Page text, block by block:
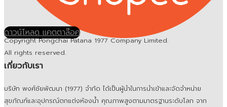
ดาวน์โหลด แคตตาล๊อค
Copyright Pongchai Patana 1977 Company Limited.
All rights reserved.
เกี่ยวกับเรา
บริษัท พงศ์ชัยพัฒนา (1977) จำกัด ได้เป็นผู้นำในการนำเข้าและจัดจำหน่าย
สุขภัณฑ์และอุปกรณ์ตกแต่งห้องน้ำ คุณภาพสูงตามมาตรฐานระดับโลก จาก